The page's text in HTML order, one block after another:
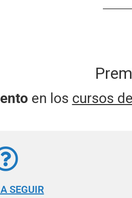
en los cursos
SEGUIR